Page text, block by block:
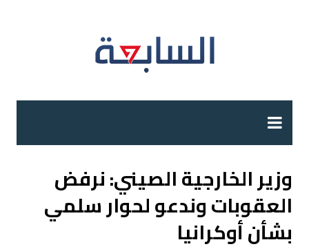
وزير الخارجية الصيني: نرفض
العقوبات وندعو لحوار سلمي
بشأن أوكرانيا